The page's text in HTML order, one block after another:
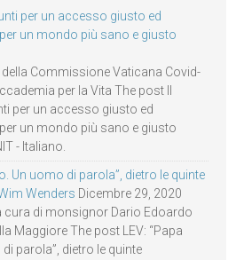
per un accesso giusto ed
un mondo più sano e giusto
Commissione Vaticana Covid-
per la Vita The post Il
per un accesso giusto ed
un mondo più sano e giusto
- Italiano.
Un uomo di parola”, dietro le quinte
Wenders Dicembre 29, 2020
di monsignor Dario Edoardo
Maggiore The post LEV: “Papa
parola”, dietro le quinte